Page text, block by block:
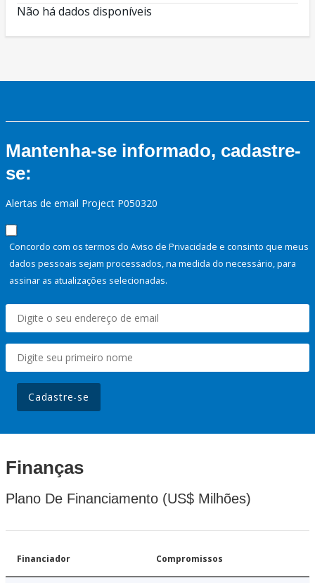
Não há dados disponíveis
Mantenha-se informado, cadastre-
se:
Alertas de email Project P050320
Concordo com os termos do Aviso de Privacidade e consinto que meus
dados pessoais sejam processados, na medida do necessário, para
assinar as atualizações selecionadas.
Cadastre-se
Finanças
Plano De Financiamento (US$ Milhões)
Financiador Compromissos